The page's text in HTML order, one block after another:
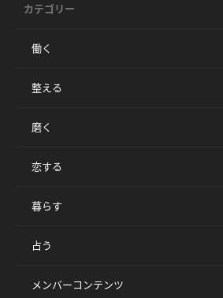
カテゴリー
働く
整える
磨く
恋する
暮らす
占う
メンバーコンテンツ